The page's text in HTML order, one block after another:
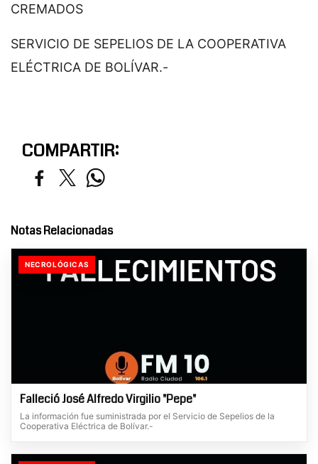
CREMADOS
SERVICIO DE SEPELIOS DE LA COOPERATIVA
ELÉCTRICA DE BOLÍVAR.-
COMPARTIR:
Notas Relacionadas
NECROLÓGICAS
Falleció José Alfredo Virgilio "Pepe"
La información fue suministrada por el Servicio de Sepelios de la
Cooperativa Eléctrica de Bolívar.-